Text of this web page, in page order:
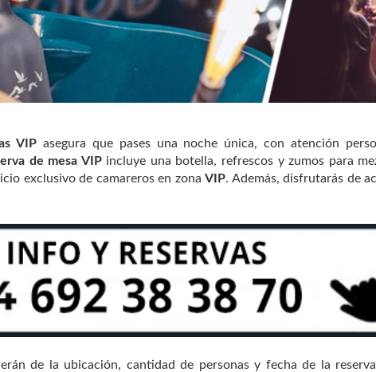
VIP asegura que pases una noche única, con atención
de mesa VIPincluye una botella, refrescos y zumos para
exclusivo de camareros en zonaVIP. Además, disfrutarás de
de la ubicación, cantidad de personas y fecha de la